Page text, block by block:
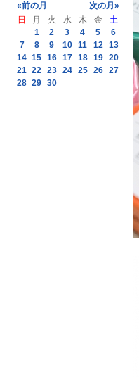
«前の月
次の月»
日
月 火 水 木 金
土
1
2 3 4 5
6
7
8 9 10 11 12 13
14 15 16 17 18 19 20
21 22 23 24 25 26 27
28 29 30